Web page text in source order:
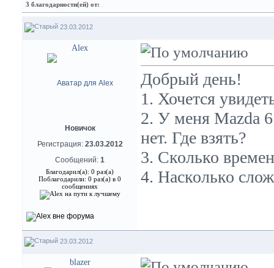
3 благодарности(ей) от:
23.03.2012
Alex
Новичок
Регистрация: 23.03.2012
Сообщений: 1
Благодарил(а): 0 раз(а)
Поблагодарили: 0 раз(а) в 0
сообщениях
Добрый день!
1. Хочется
2. У меня Mazda 6
нет. Где взять?
3. Сколько
4. Насколько
23.03.2012
blazer